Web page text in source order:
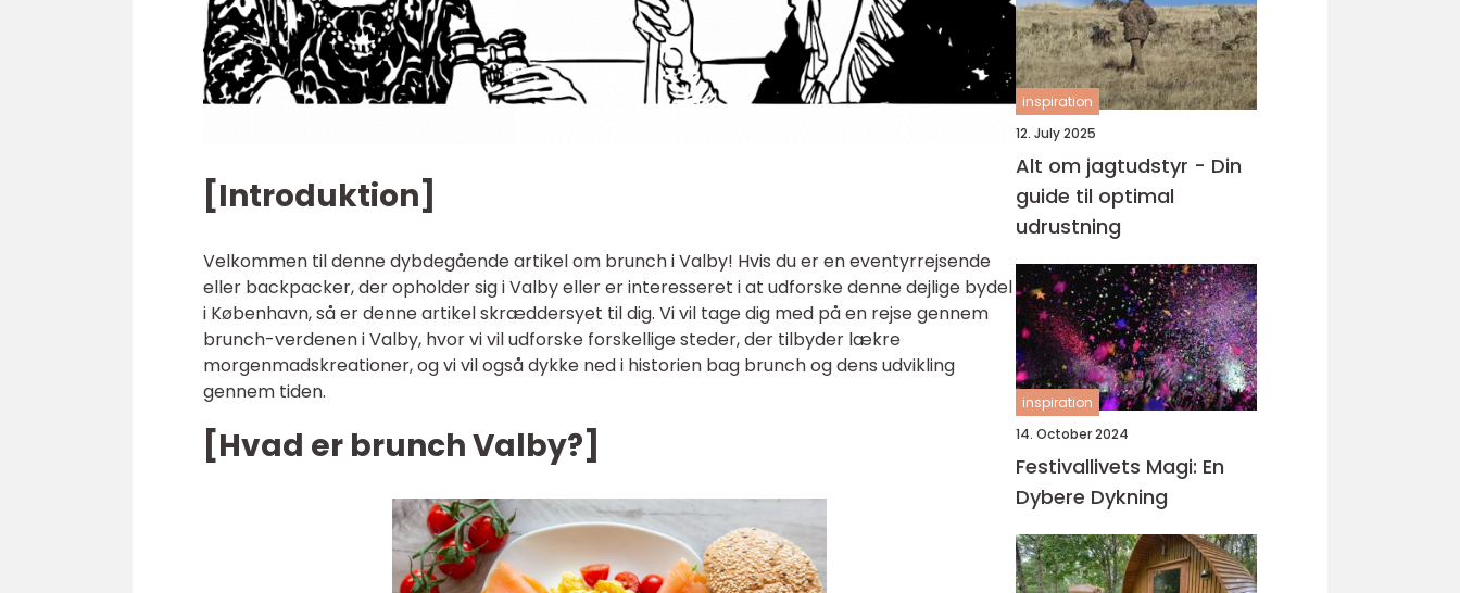
[Introduktion]
Velkommen til denne dybdegående artikel om brunch i Valby! Hvis du er en eventyrrejsende
eller backpacker, der opholder sig i Valby eller er interesseret i at udforske denne dejlige bydel
i København, så er denne artikel skræddersyet til dig. Vi vil tage dig med på en rejse gennem
brunch-verdenen i Valby, hvor vi vil udforske forskellige steder, der tilbyder lækre
morgenmadskreationer, og vi vil også dykke ned i historien bag brunch og dens udvikling
gennem tiden.
[Hvad er brunch Valby?]
inspiration
12. July 2025
Alt om jagtudstyr - Din
guide til optimal
udrustning
inspiration
14. October 2024
Festivallivets Magi: En
Dybere Dykning